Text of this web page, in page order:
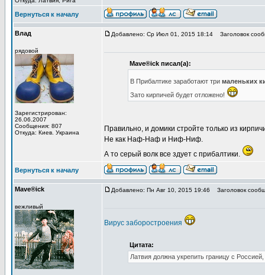
Вернуться к началу
Влад
рядовой
Зарегистрирован:
26.06.2007
Сообщения: 807
Откуда: Киев. Украина
Добавлено: Ср Июл 01, 2015 18:14 Заголовок
Mave®ick писал(а):
В Прибалтике заработают три маленьких
Зато кирпичей будет отложено!
Правильно, и домики стройте только из
Не как Наф-Наф и Ниф-Ниф.
А то серый волк все здует с прибалтики.
Вернуться к началу
Mave®ick
вежливый
Добавлено: Пн Авг 10, 2015 19:46 Заголовок
Вирус заборостроения
Цитата:
Латвия должна укрепить границу с